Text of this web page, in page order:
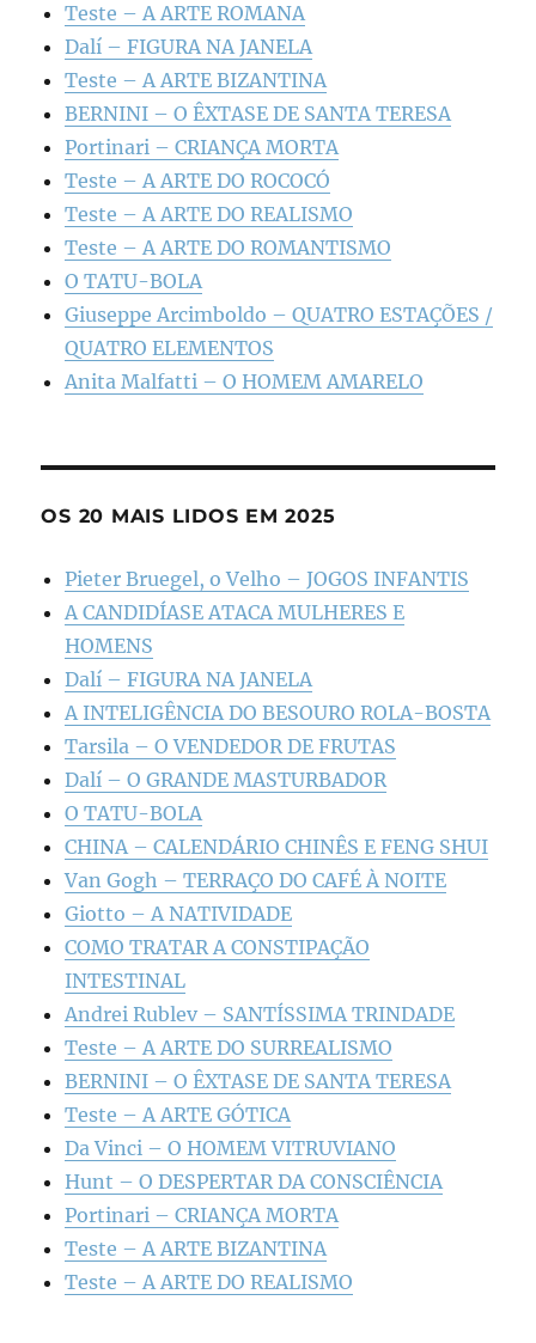
Teste – A ARTE ROMANA
Dalí – FIGURA NA JANELA
Teste – A ARTE BIZANTINA
BERNINI – O ÊXTASE DE SANTA TERESA
Portinari – CRIANÇA MORTA
Teste – A ARTE DO ROCOCÓ
Teste – A ARTE DO REALISMO
Teste – A ARTE DO ROMANTISMO
O TATU-BOLA
Giuseppe Arcimboldo – QUATRO ESTAÇÕES /
QUATRO ELEMENTOS
Anita Malfatti – O HOMEM AMARELO
OS 20 MAIS LIDOS EM 2025
Pieter Bruegel, o Velho – JOGOS INFANTIS
A CANDIDÍASE ATACA MULHERES E
HOMENS
Dalí – FIGURA NA JANELA
A INTELIGÊNCIA DO BESOURO ROLA-BOSTA
Tarsila – O VENDEDOR DE FRUTAS
Dalí – O GRANDE MASTURBADOR
O TATU-BOLA
CHINA – CALENDÁRIO CHINÊS E FENG SHUI
Van Gogh – TERRAÇO DO CAFÉ À NOITE
Giotto – A NATIVIDADE
COMO TRATAR A CONSTIPAÇÃO
INTESTINAL
Andrei Rublev – SANTÍSSIMA TRINDADE
Teste – A ARTE DO SURREALISMO
BERNINI – O ÊXTASE DE SANTA TERESA
Teste – A ARTE GÓTICA
Da Vinci – O HOMEM VITRUVIANO
Hunt – O DESPERTAR DA CONSCIÊNCIA
Portinari – CRIANÇA MORTA
Teste – A ARTE BIZANTINA
Teste – A ARTE DO REALISMO